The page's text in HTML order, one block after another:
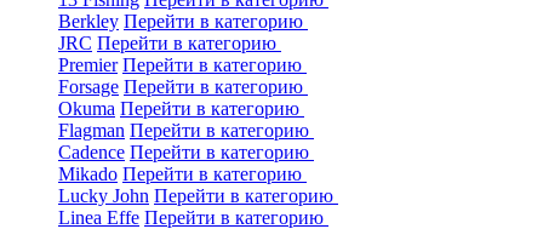
Berkley Перейти в категорию
JRC Перейти в категорию
Premier Перейти в категорию
Forsage Перейти в категорию
Okuma Перейти в категорию
Flagman Перейти в категорию
Cadence Перейти в категорию
Mikado Перейти в категорию
Lucky John Перейти в категорию
Linea Effe Перейти в категорию